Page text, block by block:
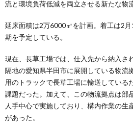
流と環境負荷低減を両立させる新たな物
延床面積は2万6000㎡を計画。着工は2
期を予定している。
現在、長草工場では、仕入先から納入さ
隔地の愛知県半田市に展開している物流
用のトラックで長草工場に輸送している
課題だった。加えて、この物流拠点は部
人手中心で実施しており、構内作業の生
があった。